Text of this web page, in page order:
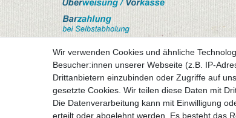
mehr Informationen
Besuchen sie uns auf
Wir verwenden Cookies und ähnliche
Besucher:innen unserer Webseite (z.B. IP-
Drittanbietern einzubinden oder Zugriffe auf
gesetzte Cookies. Wir teilen diese Daten mit
Die Datenverarbeitung kann mit Einwilligung
erteilt oder abgelehnt werden. Es besteht das